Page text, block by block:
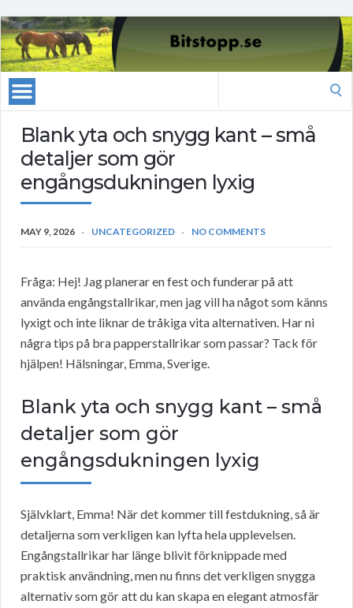
Blank yta och snygg kant – små
detaljer som gör
engångsdukningen lyxig
MAY 9, 2026 UNCATEGORIZED NO COMMENTS
Fråga: Hej! Jag planerar en fest och funderar på att
använda engångstallrikar, men jag vill ha något som känns
lyxigt och inte liknar de tråkiga vita alternativen. Har ni
några tips på bra papperstallrikar som passar? Tack för
hjälpen! Hälsningar, Emma, Sverige.
Blank yta och snygg kant – små
detaljer som gör
engångsdukningen lyxig
Självklart, Emma! När det kommer till festdukning, så är
detaljerna som verkligen kan lyfta hela upplevelsen.
Engångstallrikar har länge blivit förknippade med
praktisk användning, men nu finns det verkligen snygga
alternativ som gör att du kan skapa en elegant atmosfär